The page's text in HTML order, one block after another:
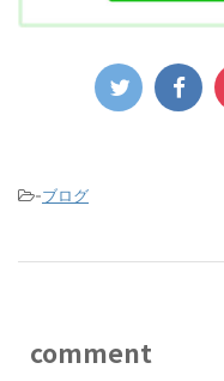
-ブログ
comment